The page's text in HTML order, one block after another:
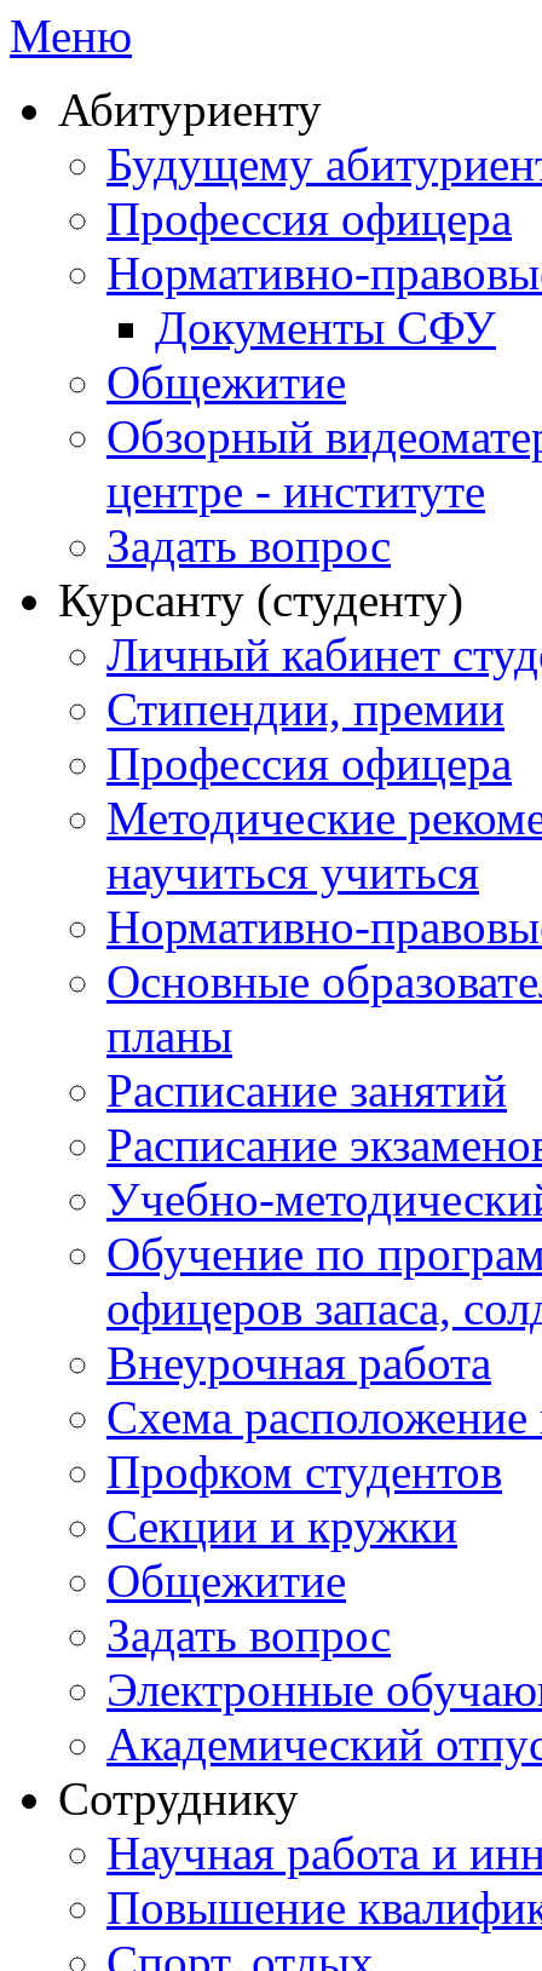
Меню
Абитуриенту
Будущему
Профессия офицера
Нормативно-
Документы СФУ
Общежитие
Обзорный
центре - институте
Задать вопрос
Курсанту (студенту)
Личный кабинет
Стипендии, премии
Профессия офицера
Методические
научиться учиться
Нормативно-
Основные
планы
Расписание занятий
Расписание
Учебно-
Обучение по
офицеров запаса,
Внеурочная работа
Схема расположение
Профком студентов
Секции и кружки
Общежитие
Задать вопрос
Электронные
Академический
Сотруднику
Научная работа и
Повышение